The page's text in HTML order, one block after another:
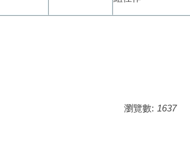
瀏覽數: 1637